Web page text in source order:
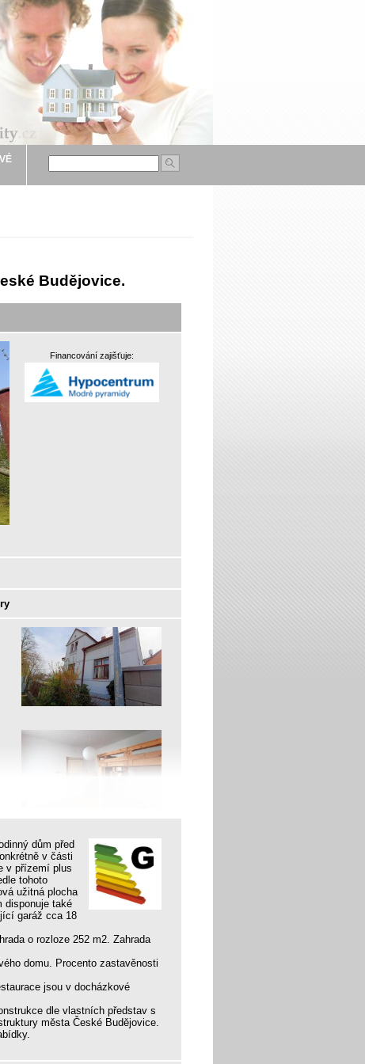
Budějovice.
Financování zajišťuje:
dům před
v části
v přízemí plus
tohoto
užitná plocha
disponuje také
garáž cca 18
o rozloze 252 m2. Zahrada
domu. Procento zastavěnosti
jsou v docházkové
dle vlastních představ s
města České Budějovice.